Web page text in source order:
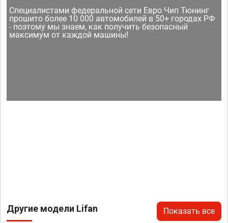
Специалистами федеральной сети Евро Чип Тюнинг
прошито более 10 000 автомобилей в 50+ городах РФ
- поэтому мы знаем, как получить безопасный
максимум от каждой машины!
Другие модели Lifan Показать все